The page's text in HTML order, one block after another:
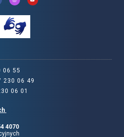
06 55
230 06 49
06 01
4070